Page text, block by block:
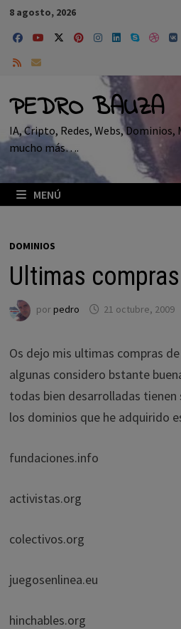
Saltar
contenido
8 agosto, 2026
PEDRO BAUZA
IA, Cripto, Redes, Webs, Dominios,
mucho más….
MENÚ
DOMINIOS
Ultimas
porpedro 21 octubre, 2009
Os dejo mis ultimas compras
algunas considero bstante
todas bien desarrolladas
los dominios que he adquirido
fundaciones.info
activistas.org
colectivos.org
juegosenlinea.eu
hinchables.org